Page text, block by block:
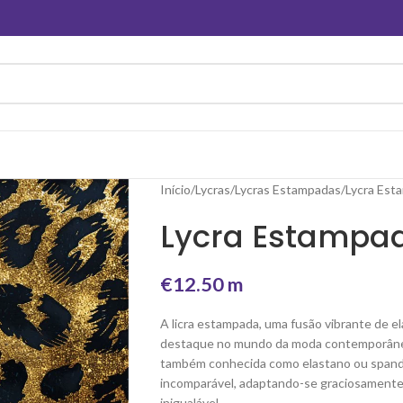
Início Lycras Lycras Estampadas Lycra
Lycra
€12.50m
A licra estampada, uma fusão vibrante de
destaque no mundo da moda
também conhecida como elastano ou
incomparável, adaptando-se